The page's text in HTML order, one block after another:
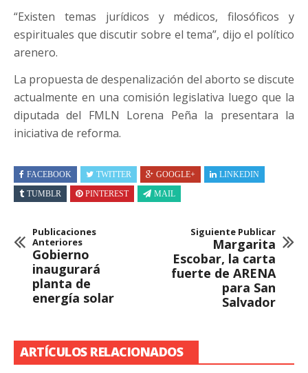
“Existen temas jurídicos y médicos, filosóficos y
espirituales que discutir sobre el tema”, dijo el político
arenero.
La propuesta de despenalización del aborto se discute
actualmente en una comisión legislativa luego que la
diputada del FMLN Lorena Peña la presentara la
iniciativa de reforma.
FACEBOOK TWITTER GOOGLE+
LINKEDIN
TUMBLR
PINTEREST MAIL
Publicaciones
Anteriores
Gobierno
inaugurará
planta de
energía solar
Siguiente Publicar
Margarita
Escobar, la carta
fuerte de ARENA
para San
Salvador
ARTÍCULOS RELACIONADOS